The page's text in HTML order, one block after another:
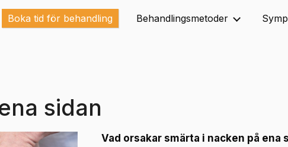
Boka tid för behandling Behandlingsmetoder
sidan
Vad orsakar smärta i nacken på ena